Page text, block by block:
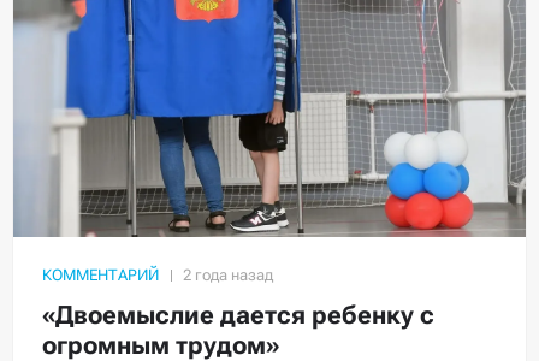
КОММЕНТАРИЙ
«Двоемыслие дается ребенку с
огромным трудом»